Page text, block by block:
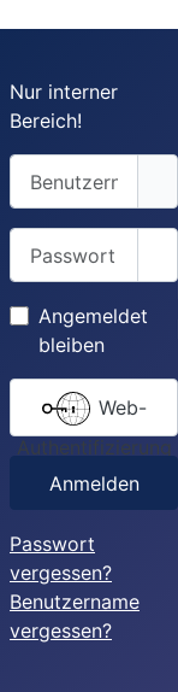
Nur interner
Bereich!
Benutzername
Angemeldet
bleiben
Authentifizierung
Anmelden
Passwort
vergessen?
Benutzername
vergessen?